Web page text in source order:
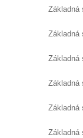
Základná
Základná
Základná
Základná
Základná
Základná